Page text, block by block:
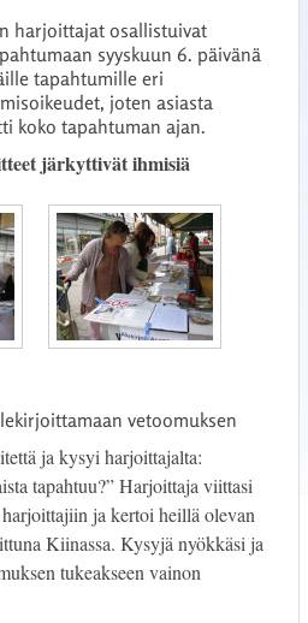
harjoittajat osallistuivat
syyskuun 6. päivänä
tapahtumille eri
joten asiasta
koko tapahtuman ajan.
järkyttivät ihmisiä
vetoomuksen
ja kysyi harjoittajalta:
tapahtuu?” Harjoittaja viittasi
ja kertoi heillä olevan
Kiinassa. Kysyjä nyökkäsi ja
tukeakseen vainon